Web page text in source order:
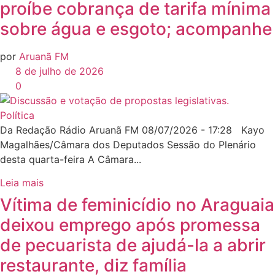
proíbe cobrança de tarifa mínima
sobre água e esgoto; acompanhe
por Aruanã FM
8 de julho de 2026
0
Política
Da Redação Rádio Aruanã FM 08/07/2026 - 17:28 Kayo
Magalhães/Câmara dos Deputados Sessão do Plenário
desta quarta-feira A Câmara...
Leia mais
Vítima de feminicídio no Araguaia
deixou emprego após promessa
de pecuarista de ajudá-la a abrir
restaurante, diz família